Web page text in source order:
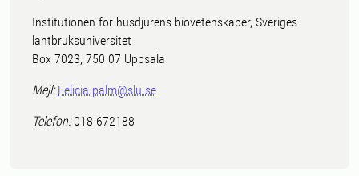
Institutionen för husdjurens biovetenskaper, Sveriges
lantbruksuniversitet
Box 7023, 750 07 Uppsala
Mejl:Felicia.palm@slu.se
Telefon:018-672188